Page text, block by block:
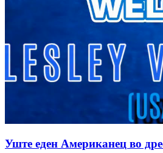
Уште еден Американец во